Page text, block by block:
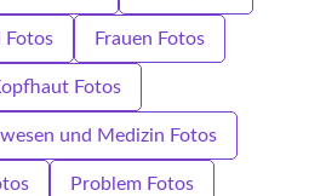
Fotos Frauen Fotos
Fotos
und Medizin Fotos
Problem Fotos